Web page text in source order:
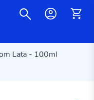
Lata - 100ml